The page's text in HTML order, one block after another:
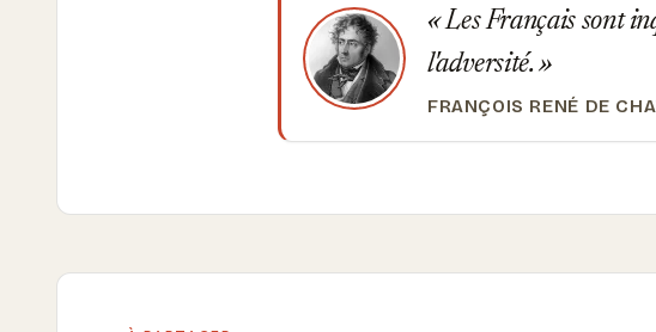
Les Français sont
l'adversité.
FRANÇOIS RENÉ DE